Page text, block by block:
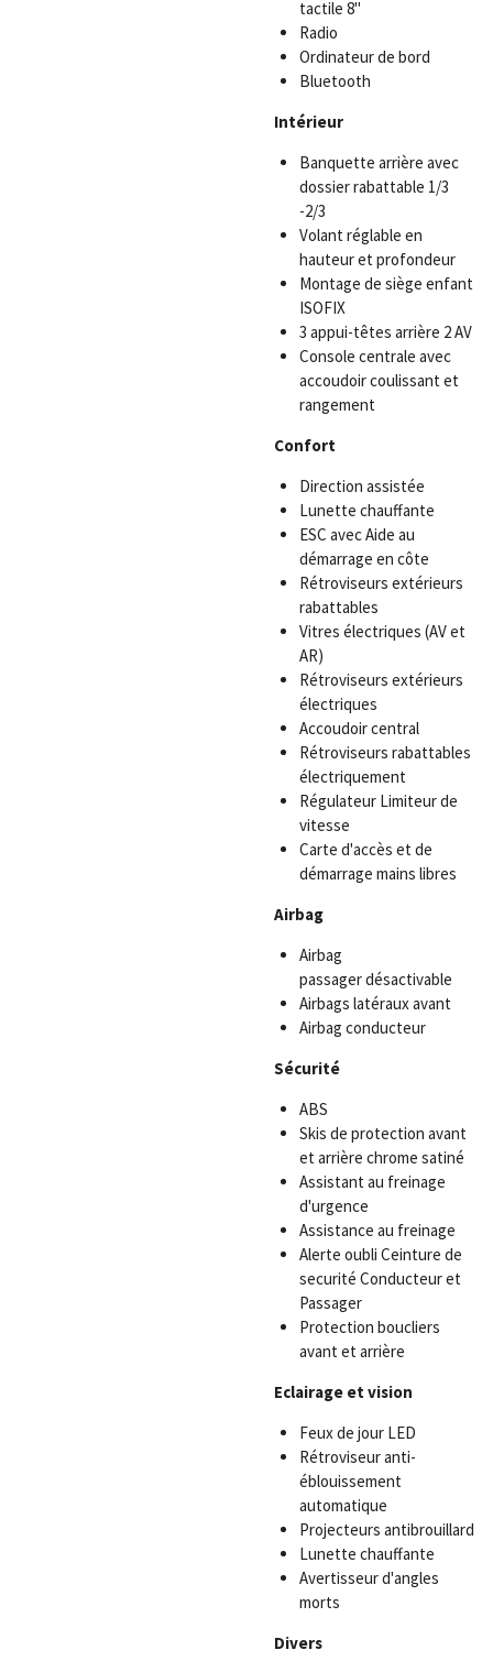
tactile 8''
Radio
Ordinateur de bord
Bluetooth
Intérieur
Banquette arrière avec
dossier rabattable 1/3
-2/3
Volant réglable en
hauteur et profondeur
Montage de siège enfant
ISOFIX
3 appui-têtes arrière 2 AV
Console centrale avec
accoudoir coulissant et
rangement
Confort
Direction assistée
Lunette chauffante
ESC avec Aide au
démarrage en côte
Rétroviseurs extérieurs
rabattables
Vitres électriques (AV et
AR)
Rétroviseurs extérieurs
électriques
Accoudoir central
Rétroviseurs rabattables
électriquement
Régulateur Limiteurde
vitesse
Carte d'accès et de
démarrage mains libres
Airbag
Airbag
passagerdésactivable
Airbags latéraux avant
Airbag conducteur
Sécurité
ABS
Skis de protection avant
et arrière chrome satiné
Assistant au freinage
d'urgence
Assistance au freinage
Alerte oubli Ceinture de
securité Conducteur et
Passager
Protection boucliers
avant et arrière
Eclairage et vision
Feux de jour LED
Rétroviseur anti-
éblouissement
automatique
Projecteurs antibrouillard
Lunette chauffante
Avertisseur d'angles
morts
Divers